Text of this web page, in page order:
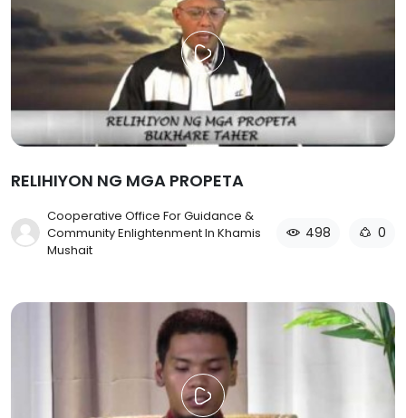
RELIHIYON NG MGA PROPETA
Cooperative Office For Guidance &
Community Enlightenment In Khamis
Mushait
498 0